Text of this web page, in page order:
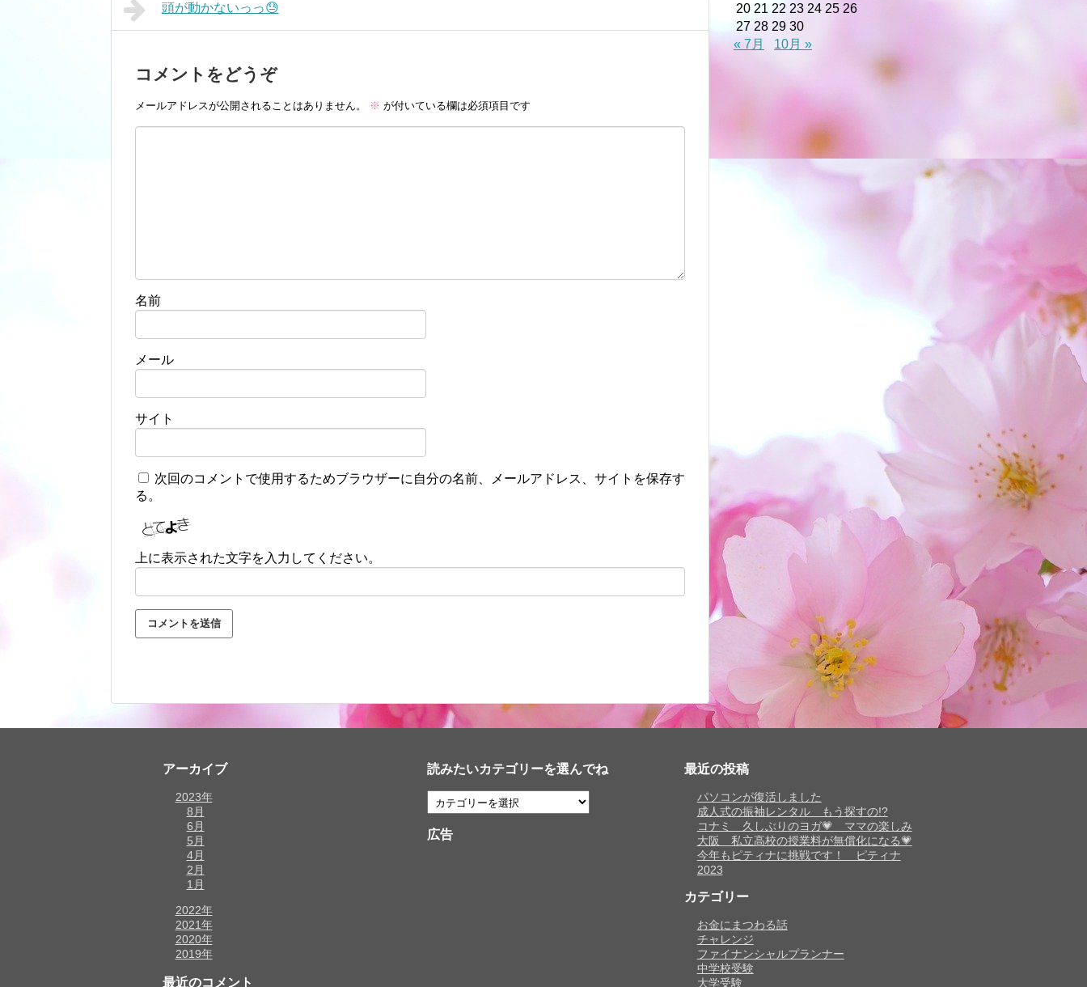
頭が動かないっっ😓
コメントをどうぞ
メールアドレスが公開されることはありません。 ※ が付いている欄は必須項目です
名前
メール
サイト
次回のコメントで使用するためブラウザーに自分の名前、メールアドレス、サイトを保存す
る。
上に表示された文字を入力してください。
20 21 22 23 24 25 26
27 28 29 30
« 7月
10月 »
アーカイブ
2023年
8月
6月
5月
4月
2月
1月
2022年
2021年
2020年
2019年
最近のコメント
読みたいカテゴリーを選んでね
広告
最近の投稿
パソコンが復活しました
成人式の振袖レンタル もう探すの!?
コナミ 久しぶりのヨガ💗 ママの楽しみ
大阪 私立高校の授業料が無償化になる💗
今年もピティナに挑戦です！ ピティナ
2023
カテゴリー
お金にまつわる話
チャレンジ
ファイナンシャルプランナー
中学校受験
大学受験